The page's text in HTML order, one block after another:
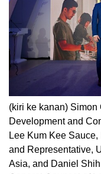
(kiri ke kanan)
Development and
Lee Kum Kee
and Representative,
Asia, and Daniel